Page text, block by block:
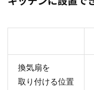
換気扇を
取り付ける位置